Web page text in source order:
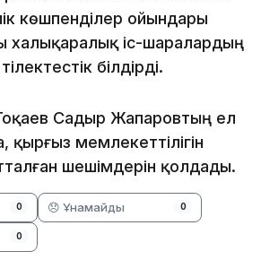
көшпенділер ойындары
халықаралық іс-шаралардың
білдірді.
Садыр Жапаровтың ел
қырғыз мемлекеттілігін
шешімдерін қолдады.
0 😞 Ұнамайды 0
0